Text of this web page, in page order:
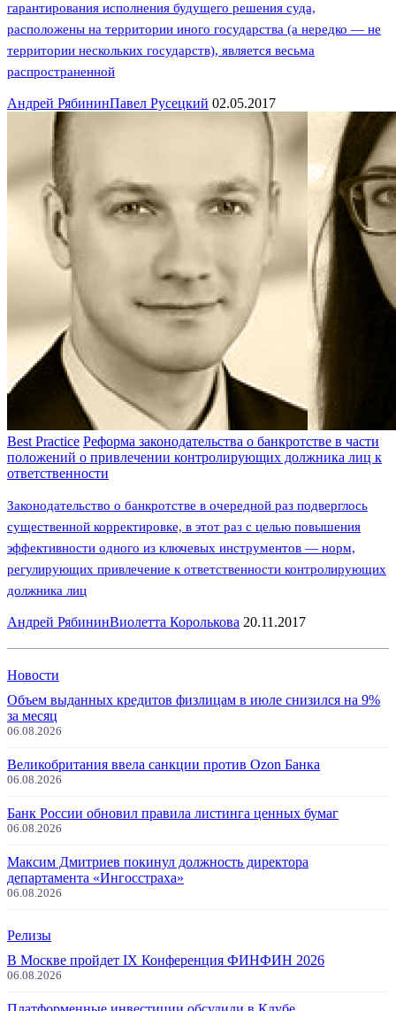
гарантирования исполнения будущего решения суда,
расположены на территории иного государства (а нередко — не
территории нескольких государств), является весьма
распространенной
Андрей РябининПавел Русецкий 02.05.2017
Best Practice Реформа законодательства о банкротстве в части
положений о привлечении контролирующих должника лиц к
ответственности
Законодательство о банкротстве в очередной раз подверглось
существенной корректировке, в этот раз с целью повышения
эффективности одного из ключевых инструментов — норм,
регулирующих привлечение к ответственности контролирующих
должника лиц
Андрей РябининВиолетта Королькова 20.11.2017
Новости
Объем выданных кредитов физлицам в июле снизился на 9%
за месяц
06.08.2026
Великобритания ввела санкции против Ozon Банка
06.08.2026
Банк России обновил правила листинга ценных бумаг
06.08.2026
Максим Дмитриев покинул должность директора
департамента «Ингосстраха»
06.08.2026
Релизы
В Москве пройдет IX Конференция ФИНФИН 2026
06.08.2026